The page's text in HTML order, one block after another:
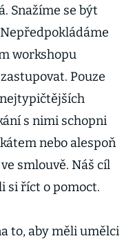
Snažíme se být
workshopu
Pouze
s nimi schopni
nebo alespoň
smlouvě. Náš cíl
si říct o pomoct.
to, aby měli umělci